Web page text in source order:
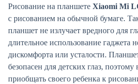
Рисование на планшете Xiaomi Mi
с рисованием на обычной бумаге.
планшет не излучает вредного для
длительное использование гаджета
дискомфорта или усталости.
безопасен для детских глаз,
приобщать своего ребенка к